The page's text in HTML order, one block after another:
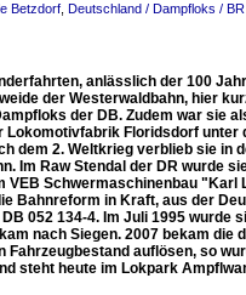
Betzdorf Deutschland / Dampfloks /
anlässlich der 100
der Westerwaldbahn, hier
der DB. Zudem war sie
Lokomotivfabrik Floridsdorf
dem 2. Weltkrieg verblieb sie in
Im Raw Stendal der DR wurde
Schwermaschinenbau
Bahnreform in Kraft, aus der
052 134-4. Im Juli 1995
nach Siegen. 2007 bekam die
auflösen, so
steht heute im Lokpark